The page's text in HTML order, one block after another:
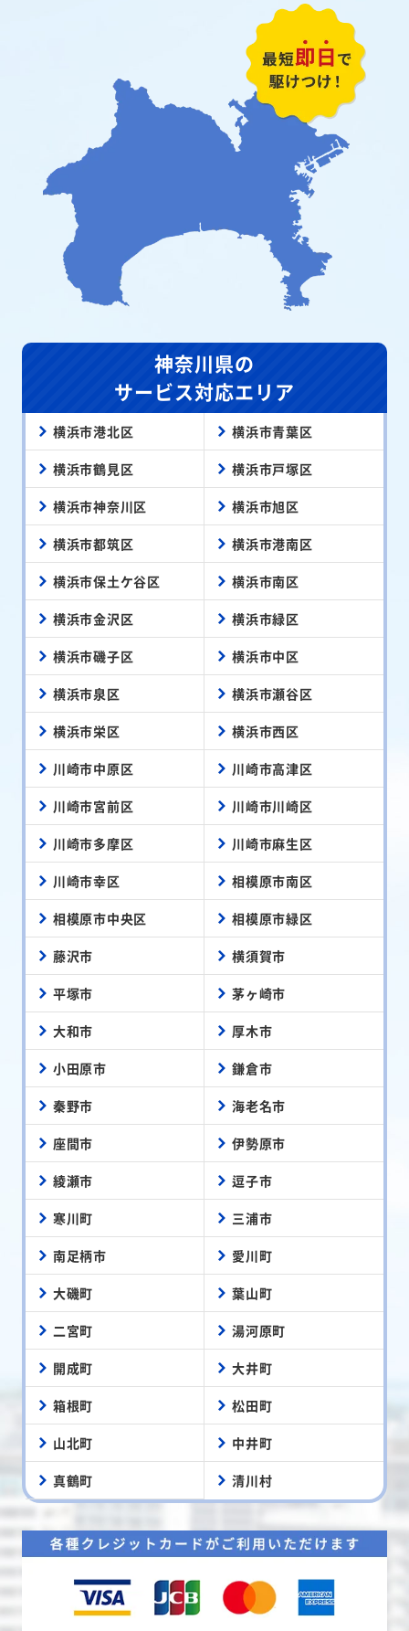
神奈川県の
サービス対応エリア
横浜市港北区 横浜市青葉区
横浜市鶴見区 横浜市戸塚区
横浜市神奈川区 横浜市旭区
横浜市都筑区 横浜市港南区
横浜市保土ケ谷区 横浜市南区
横浜市金沢区 横浜市緑区
横浜市磯子区 横浜市中区
横浜市泉区 横浜市瀬谷区
横浜市栄区 横浜市西区
川崎市中原区 川崎市高津区
川崎市宮前区 川崎市川崎区
川崎市多摩区 川崎市麻生区
川崎市幸区 相模原市南区
相模原市中央区 相模原市緑区
藤沢市 横須賀市
平塚市 茅ヶ崎市
大和市 厚木市
小田原市 鎌倉市
秦野市 海老名市
座間市 伊勢原市
綾瀬市 逗子市
寒川町 三浦市
南足柄市 愛川町
大磯町 葉山町
二宮町 湯河原町
開成町 大井町
箱根町 松田町
山北町 中井町
真鶴町 清川村